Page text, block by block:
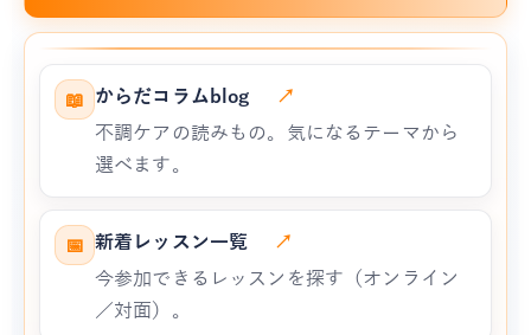
📖 からだコラムblog
↗
不調ケアの読みもの。気になるテーマから
選べます。
📅 新着レッスン一覧
↗
今参加できるレッスンを探す（オンライン
／対面）。